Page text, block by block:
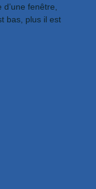
fenêtre,
bas, plus il est